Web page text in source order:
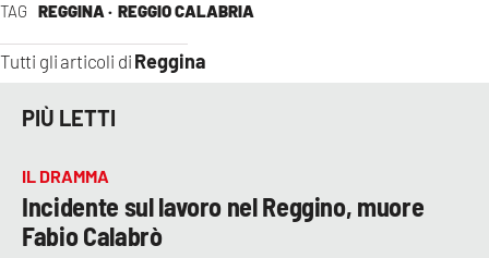
TAG REGGINA · REGGIO CALABRIA
Tutti gli articoli di Reggina
PIÙ LETTI
IL DRAMMA
Incidente sul lavoro nel Reggino, muore
Fabio Calabrò